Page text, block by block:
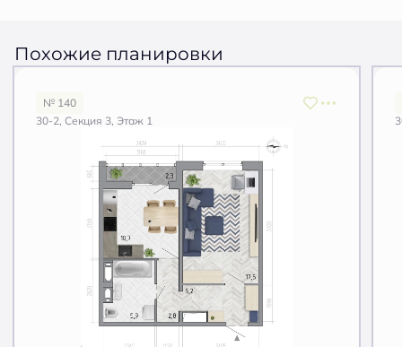
Похожие планировки
№ 140
30-2, Секция 3, Этаж 1